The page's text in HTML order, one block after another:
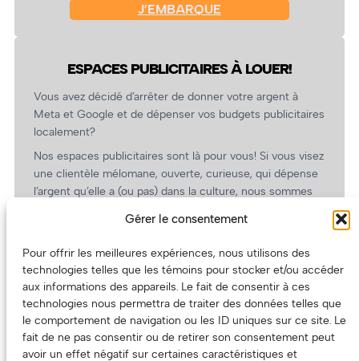
Gérer le consentement
Pour offrir les meilleures expériences, nous utilisons des
technologies telles que les témoins pour stocker et/ou accéder
aux informations des appareils. Le fait de consentir à ces
technologies nous permettra de traiter des données telles que
le comportement de navigation ou les ID uniques sur ce site. Le
fait de ne pas consentir ou de retirer son consentement peut
avoir un effet négatif sur certaines caractéristiques et
J’EMBARQUE
ESPACES PUBLICITAIRES À LOUER!
Vous avez décidé d’arrêter de donner votre argent à
Meta et Google et de dépenser vos budgets publicitaires
localement?
Nos espaces publicitaires sont là pour vous! Si vous visez
une clientèle mélomane, ouverte, curieuse, qui dépense
l’argent qu’elle a (ou pas) dans la culture, nous sommes
revient.
(Oui, on va avoir des tarifs spéciaux pour vous, les
artistes!)